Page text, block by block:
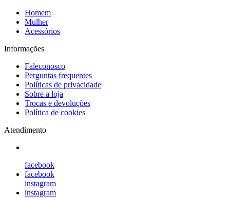
Homem
Mulher
Acessórios
Informações
Faleconosco
Perguntas frequentes
Políticas de privacidade
Sobre a loja
Trocas e devoluções
Política de cookies
Atendimento
facebook
facebook
instagram
instagram